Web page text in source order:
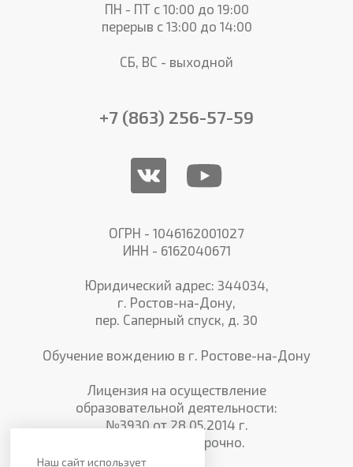
ПН - ПТ с 10:00 до 19:00
перерыв с 13:00 до 14:00
СБ, ВС - выходной
+7 (863) 256-57-59
ОГРН - 1046162001027
ИНН - 6162040671
Юридический адрес: 344034,
г. Ростов-на-Дону,
пер. Саперный спуск, д. 30
Обучение вождению в г. Ростове-на-Дону
Лицензия на осуществление
образовательной деятельности:
№3930 от 28.05.2014 г.
Действует бессрочно.
Наш сайт использует